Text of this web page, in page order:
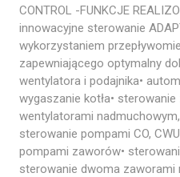
CONTROL -FUNKCJE
innowacyjne sterowanie
wykorzystaniem
zapewniającego optymalny
wentylatora i podajnika•
wygaszanie kotła•
wentylatorami
sterowanie pompami CO,
pompami zaworów•
sterowanie dwoma zaworami